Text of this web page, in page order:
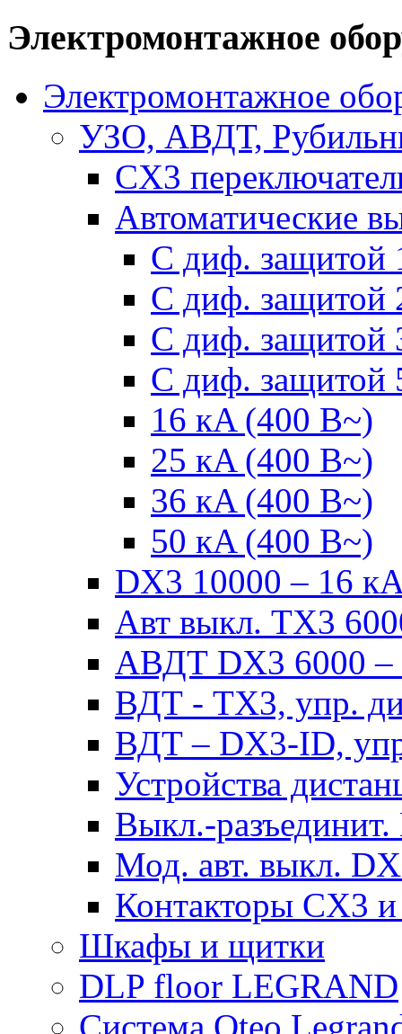
Электромонтажное
Электромонтажное
УЗО, АВДТ,
CX3
Автоматические
С диф. защитой
С диф. защитой
С диф. защитой
С диф. защитой
16 кA (400 В~)
25 кA (400 В~)
36 кA (400 В~)
50 кA (400 В~)
DX3 10000 – 16
Авт выкл. TX3
АВДТ DX3 6000 –
ВДТ - TX3, упр.
ВДТ – DX3-ID,
Устройства
Выкл.-
Мод. авт. выкл.
Контакторы CX3 и
Шкафы и щитки
DLP floor LEGRAND
Система Oteo